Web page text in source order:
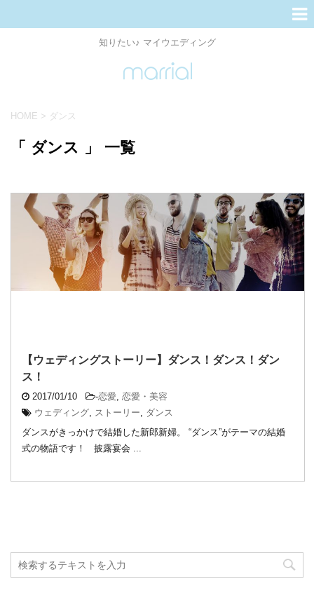
知りたい♪ マイウエディング
HOME > ダンス
「 ダンス 」 一覧
【ウェディングストーリー】ダンス！ダンス！ダン
ス！
2017/01/10 -恋愛 恋愛・美容
ウェディング
ストーリー
ダンス
ダンスがきっかけで結婚した新郎新婦。 “ダンス”がテーマの結婚
式の物語です！ 披露宴会 ...